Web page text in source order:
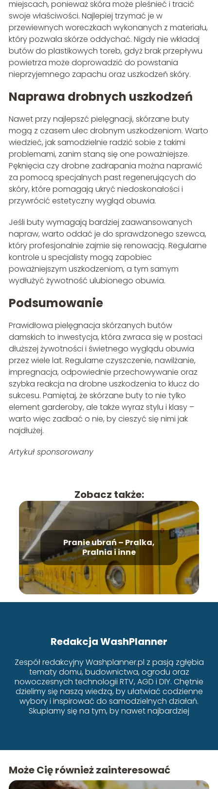
miejscach, ponieważ skóra może pleśnieć i tracić
swoje właściwości. Najlepiej trzymać je w
przewiewnych woreczkach wykonanych z materiału,
który pozwala skórze oddychać. Nigdy nie wkładaj
butów do plastikowych toreb, gdyż brak przepływu
powietrza może doprowadzić do powstania
nieprzyjemnego zapachu oraz uszkodzeń skóry.
Naprawa drobnych uszkodzeń
Nawet przy najlepszć pielęgnacji, skórzane buty
mogą z czasem ulec drobnym uszkodzeniom. Warto
wiedzieć, jak samodzielnie radzić sobie z takimi
problemami, zanim staną się one poważniejsze.
Pęknięcia czy drobne zadrapania można naprawić
za pomocą specjalnych past regenerujących do
skóry, które pomagają ukryć niedoskonałości i
przywrócić estetyczny wygląd obuwia.
Jeśli buty wymagają bardziej zaawansowanych
napraw, warto oddać je do sprawdzonego szewca,
który profesjonalnie zajmie się renowacją. Regularne
kontrole u specjalisty mogą zapobiec
poważniejszym uszkodzeniom, a tym samym
wydłużyć żywotność ulubionego obuwia.
Podsumowanie
Prawidłowa pielęgnacja skórzanych butów
damskich to inwestycja, która zwraca się w postaci
dłuższej żywotności i świetnego wyglądu obuwia
przez wiele lat. Regularne czyszczenie, nawilżanie,
impregnacja, odpowiednie przechowywanie oraz
szybka reakcja na drobne uszkodzenia to klucz do
sukcesu. Pamiętaj, że skórzane buty to nie tylko
element garderoby, ale także wyraz stylu i klasy –
warto więc zadbać o nie, by cieszyć się nimi jak
najdłużej.
Artykuł sponsorowany
Zobacz także:
Pranie ubrań – Pralka,
Pralnia i inne
Redakcja WashPlanner
Zespół redakcyjny Washplanner.pl z pasją zgłębia
tematy domu, budownictwa, ogrodu oraz
nowoczesnych technologii RTV, AGD i DIY. Chętnie
dzielimy się naszą wiedzą, by ułatwiać codzienne
wybory i inspirować do samodzielnych działań.
Skupiamy się na tym, by nawet najbardziej
Może Cię również zainteresować